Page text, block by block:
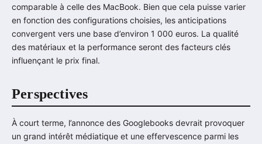
comparable à celle des MacBook. Bien que cela puisse varier
en fonction des configurations choisies, les anticipations
convergent vers une base d’environ 1 000 euros. La qualité
des matériaux et la performance seront des facteurs clés
influençant le prix final.
Perspectives
À court terme, l’annonce des Googlebooks devrait provoquer
un grand intérêt médiatique et une effervescence parmi les